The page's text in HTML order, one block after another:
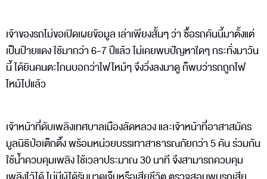
เจ้าของรถไม่ขอเปิดเผยข้อมูล เล่าเพียงสั้นๆ ว่า ซื้อรถคันนี้มาตั้งแต่
เป็นป้ายแดง ใช้มากว่า 6-7 ปีแล้ว ไม่เคยพบปัญหาใดๆ กระทั่งมาวัน
นี้ ได้ยินคนตะโกนบอกว่าไฟไหม้ๆ จึงวิ่งลงมาดู ก็พบว่ารถถูกไฟ
ไหม้ไปแล้ว
เจ้าหน้าที่ดับเพลิงเทศบาลเมืองลัดหลวง และเจ้าหน้าที่อาสาสมัคร
มูลนิธิป่อเต็กตึ๊ง พร้อมหน่วยบรรเทาสาธารณภัยกว่า 5 คัน ร่วมกัน
ใช้น้ำควบคุมเพลิง ใช้เวลาประมาณ 30 นาที จึงสามารถควบคุม